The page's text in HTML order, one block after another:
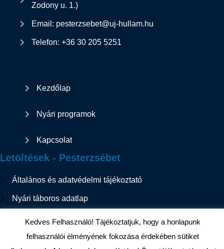
Zodony u. 1.)
Email: pesterzsebet@uj-hullam.hu
Telefon: +36 30 205 5251
Kezdőlap
Nyári programok
Kapcsolat
Letöltések - Pesterzsébet
Általános és adatvédelmi tájékoztató
Nyári táboros adatlap
Kedves Felhasználó! Tájékoztatjuk, hogy a honlapunk
felhasználói élményének fokozása érdekében sütiket